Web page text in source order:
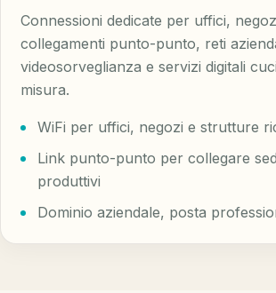
Connessioni dedicate per uffici,
collegamenti punto-punto, reti
videosorveglianza e servizi digitali
misura.
WiFi per uffici, negozi e strutture
Link punto-punto per collegare
produttivi
Dominio aziendale, posta